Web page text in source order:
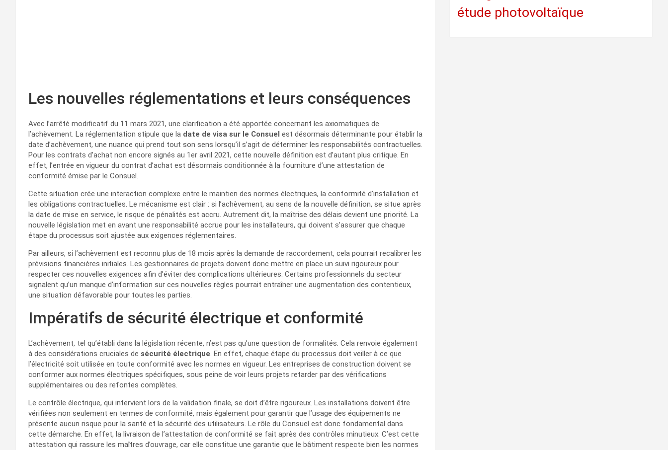
Les nouvelles réglementations et leurs conséquences
Avec l’arrêté modificatif du 11 mars 2021, une clarification a été apportée concernant les axiomatiques de
l’achèvement. La réglementation stipule que la date de visa sur le Consuel est désormais déterminante pour établir la
date d’achèvement, une nuance qui prend tout son sens lorsqu’il s’agit de déterminer les responsabilités contractuelles.
Pour les contrats d’achat non encore signés au 1er avril 2021, cette nouvelle définition est d’autant plus critique. En
effet, l’entrée en vigueur du contrat d’achat est désormais conditionnée à la fourniture d’une attestation de
conformité émise par le Consuel.
Cette situation crée une interaction complexe entre le maintien des normes électriques, la conformité d’installation et
les obligations contractuelles. Le mécanisme est clair : si l’achèvement, au sens de la nouvelle définition, se situe après
la date de mise en service, le risque de pénalités est accru. Autrement dit, la maîtrise des délais devient une priorité. La
nouvelle législation met en avant une responsabilité accrue pour les installateurs, qui doivent s’assurer que chaque
étape du processus soit ajustée aux exigences réglementaires.
Par ailleurs, si l’achèvement est reconnu plus de 18 mois après la demande de raccordement, cela pourrait recalibrer les
prévisions financières initiales. Les gestionnaires de projets doivent donc mettre en place un suivi rigoureux pour
respecter ces nouvelles exigences afin d’éviter des complications ultérieures. Certains professionnels du secteur
signalent qu’un manque d’information sur ces nouvelles règles pourrait entraîner une augmentation des contentieux,
une situation défavorable pour toutes les parties.
Impératifs de sécurité électrique et conformité
L’achèvement, tel qu’établi dans la législation récente, n’est pas qu’une question de formalités. Cela renvoie également
à des considérations cruciales de sécurité électrique. En effet, chaque étape du processus doit veiller à ce que
l’électricité soit utilisée en toute conformité avec les normes en vigueur. Les entreprises de construction doivent se
conformer aux normes électriques spécifiques, sous peine de voir leurs projets retarder par des vérifications
supplémentaires ou des refontes complètes.
Le contrôle électrique, qui intervient lors de la validation finale, se doit d’être rigoureux. Les installations doivent être
vérifiées non seulement en termes de conformité, mais également pour garantir que l’usage des équipements ne
présente aucun risque pour la santé et la sécurité des utilisateurs. Le rôle du Consuel est donc fondamental dans
cette démarche. En effet, la livraison de l’attestation de conformité se fait après des contrôles minutieux. C’est cette
attestation qui rassure les maîtres d’ouvrage, car elle constitue une garantie que le bâtiment respecte bien les normes
étude photovoltaïque